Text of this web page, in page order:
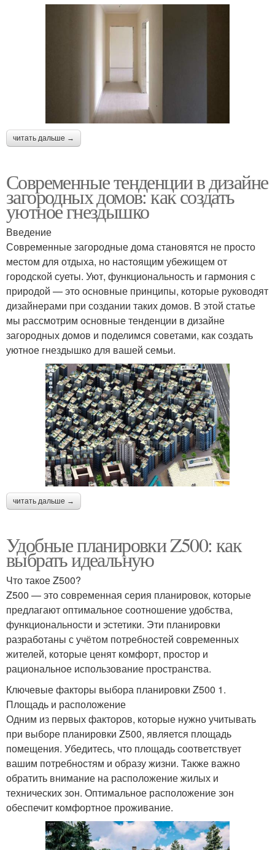
читать дальше →
Современные тенденции в дизайне
загородных домов: как создать
уютное гнездышко
Введение
Современные загородные дома становятся не просто
местом для отдыха, но настоящим убежищем от
городской суеты. Уют, функциональность и гармония с
природой — это основные принципы, которые руководят
дизайнерами при создании таких домов. В этой статье
мы рассмотрим основные тенденции в дизайне
загородных домов и поделимся советами, как создать
уютное гнездышко для вашей семьи.
читать дальше →
Удобные планировки Z500: как
выбрать идеальную
Что такое Z500?
Z500 — это современная серия планировок, которые
предлагают оптимальное соотношение удобства,
функциональности и эстетики. Эти планировки
разработаны с учётом потребностей современных
жителей, которые ценят комфорт, простор и
рациональное использование пространства.
Ключевые факторы выбора планировки Z500 1.
Площадь и расположение
Одним из первых факторов, которые нужно учитывать
при выборе планировки Z500, является площадь
помещения. Убедитесь, что площадь соответствует
вашим потребностям и образу жизни. Также важно
обратить внимание на расположение жилых и
технических зон. Оптимальное расположение зон
обеспечит комфортное проживание.